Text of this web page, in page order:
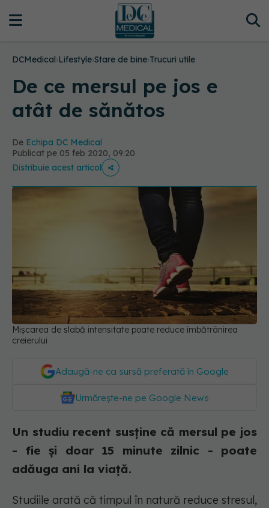
DCMedical›Lifestyle›Stare de bine›Trucuri utile
De ce mersul pe jos e
atât de sănătos
De Echipa DC Medical
Publicat pe 05 feb 2020, 09:20
Distribuie acest articol
Mișcarea de slabă intensitate poate reduce îmbătrânirea
creierului
Adaugă-ne ca sursă preferată în Google
Urmărește-ne pe Google News
Un studiu recent susține că mersul pe jos
- fie și doar 15 minute zilnic - poate
adăuga ani la viață.
Studiile arată că timpul în natură reduce stresul,